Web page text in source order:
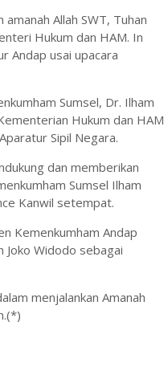
Allah SWT, Tuhan
Hukum dan HAM. In
Andap usai upacara
Sumsel, Dr. Ilham
Hukum dan HAM
Sipil Negara.
dan memberikan
Sumsel Ilham
Kanwil setempat.
Kemenkumham Andap
Joko Widodo sebagai
menjalankan Amanah